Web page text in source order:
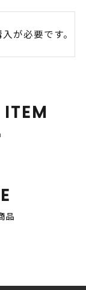
入が必要です。
品